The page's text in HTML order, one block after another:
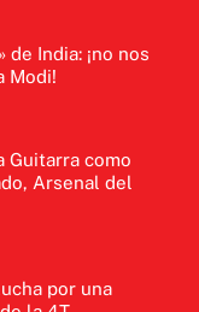
de India: ¡no nos
Modi!
Guitarra como
Arsenal del
por una